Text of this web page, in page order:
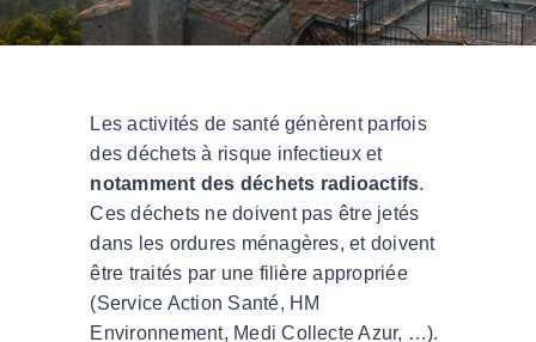
LES MÉDIATHÈQUES
Les activités de santé génèrent parfois
des déchets à risque infectieux et
notamment des déchets radioactifs.
Ces déchets ne doivent pas être jetés
dans les ordures ménagères, et doivent
être traités par une filière appropriée
(Service Action Santé, HM
Environnement, Medi Collecte Azur, …).